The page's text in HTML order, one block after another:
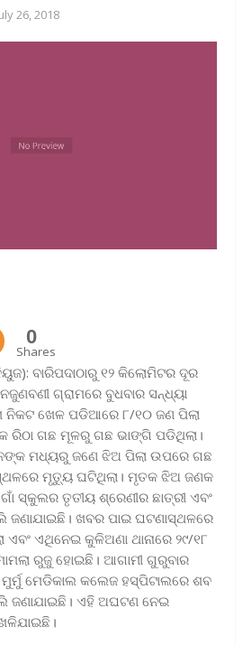
26, 2018
0
Shares
ବାରିପଦାଠାରୁ ୧୨ କିଲୋମିଟର ଦୂର
ଗ୍ରାମରେ ବୁଧବାର ସନ୍ଧ୍ୟା
ନିକଟ ଖେଳ ପଡିଆରେ ୮/୧୦ ଜଣ ପିଲା
ରିଠା ଗଛ ମୂଳରୁ ଗଛ ଭାଙ୍ଗି ପଡିଥିଲା।
ମଧ୍ୟରୁ ଜଣେ ଝିଅ ପିଲା ଉପରେ ଗଛ
ମୃତ୍ୟୁ ଘଟିଥିଲା। ମୃତକ ଝିଅ ଜଣକ
ସ୍କୁଲର ତୃତୀୟ ଶ୍ରେଣୀର ଛାତ୍ରୀ ଏବଂ
ଖବର ପାଇ ଘଟଣାସ୍ଥଳରେ
ଏଥିନେଇ କୁଳିଅଣା ଥାନାରେ ୨୯/୧୮
ରୁଜୁ ହୋଇଛି। ଆଗାମୀ ଗୁରୁବାର
ମେଡିକାଲ କଲେଜ ହସ୍ପିଟାଲରେ ଶବ
ଜଣାଯାଇଛି। ଏହି ଅଘଟଣ ନେଇ